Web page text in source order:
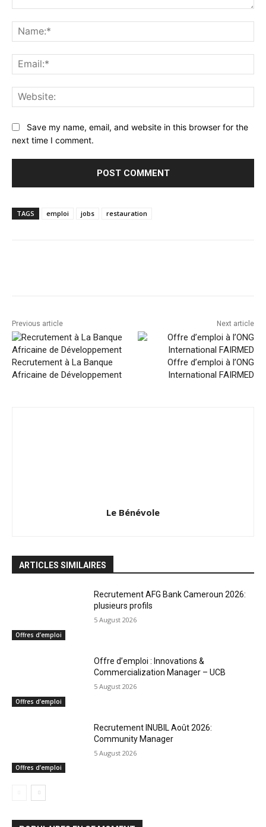
Save my name, email, and website in this browser for the
next time I comment.
TAGS emploi jobs restauration
Previous article
Recrutement à La Banque
Africaine de Développement
Next article
Offre d’emploi à l’ONG
International FAIRMED
Le Bénévole
ARTICLES SIMILAIRES
Offres d’emploi
Recrutement AFG Bank Cameroun 2026:
plusieurs profils
5 August 2026
Offres d’emploi
Offre d’emploi : Innovations &
Commercialization Manager – UCB
5 August 2026
Offres d’emploi
Recrutement INUBIL Août 2026:
Community Manager
5 August 2026